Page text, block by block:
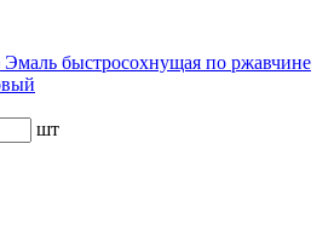
быстросохнущая по ржавчине
шт